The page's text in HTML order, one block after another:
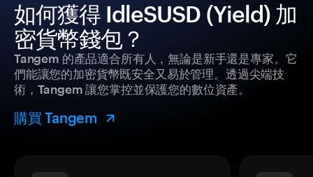
如何獲得 IdleSUSD (Yield) 加
密貨幣錢包？
Tangem 的產品適合所有人，無論是新手還是專家。它
們能讓您的加密貨幣既安全又易於管理。透過尖端技
術，Tangem 讓您掌控並保護您的數位資產。
購買 Tangem